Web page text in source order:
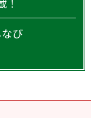
！
び